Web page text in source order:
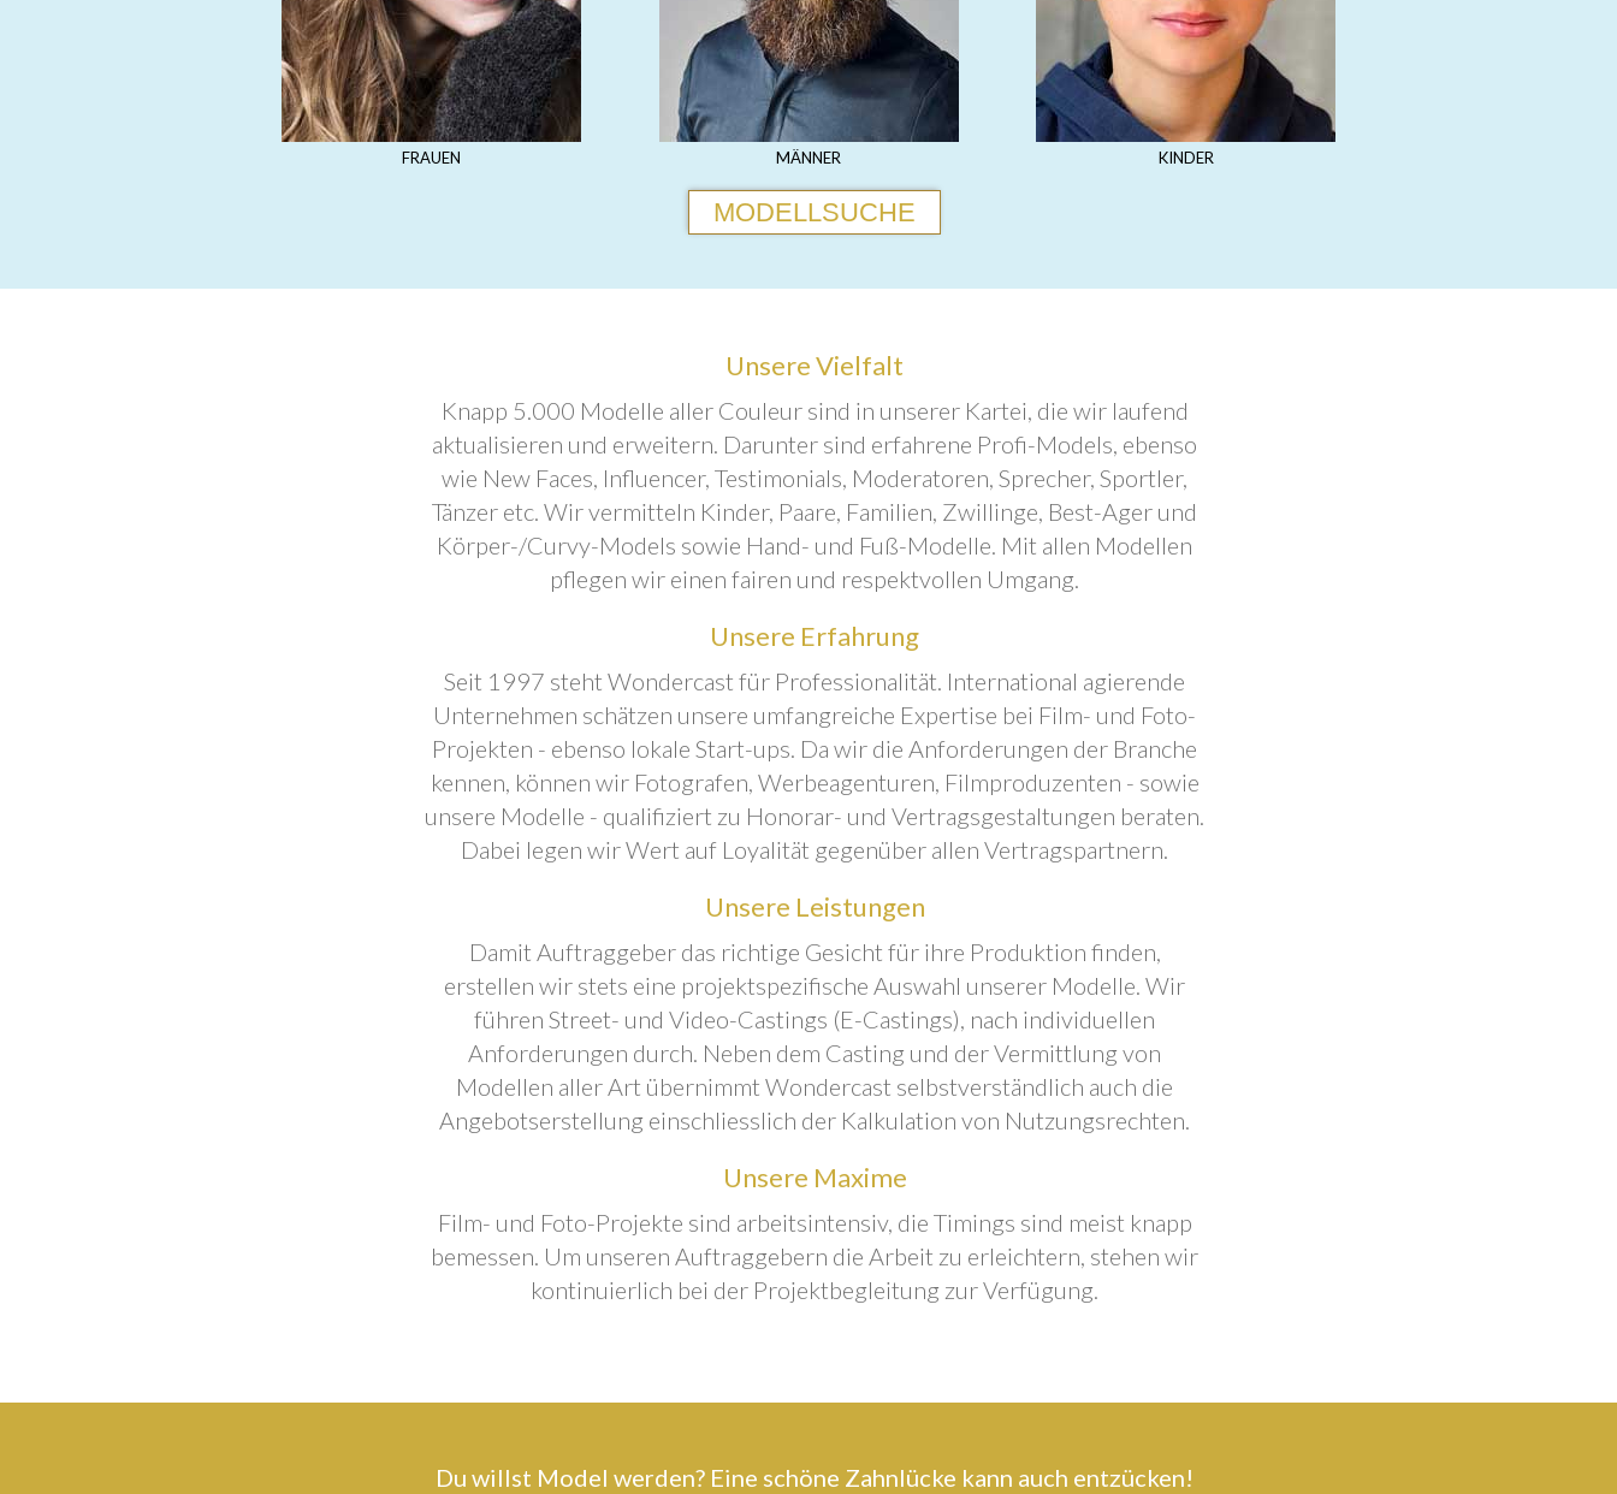
FRAUEN MÄNNER KINDER
MODELLSUCHE
Unsere Vielfalt
Knapp 5.000 Modelle aller Couleur sind in unserer Kartei, die wir laufend
aktualisieren und erweitern. Darunter sind erfahrene Profi-Models, ebenso
wie New Faces, Influencer, Testimonials, Moderatoren, Sprecher, Sportler,
Tänzer etc. Wir vermitteln Kinder, Paare, Familien, Zwillinge, Best-Ager und
Körper-/Curvy-Models sowie Hand- und Fuß-Modelle. Mit allen Modellen
pflegen wir einen fairen und respektvollen Umgang.
Unsere Erfahrung
Seit 1997 steht Wondercast für Professionalität. International agierende
Unternehmen schätzen unsere umfangreiche Expertise bei Film- und Foto-
Projekten - ebenso lokale Start-ups. Da wir die Anforderungen der Branche
kennen, können wir Fotografen, Werbeagenturen, Filmproduzenten - sowie
unsere Modelle - qualifiziert zu Honorar- und Vertragsgestaltungen beraten.
Dabei legen wir Wert auf Loyalität gegenüber allen Vertragspartnern.
Unsere Leistungen
Damit Auftraggeber das richtige Gesicht für ihre Produktion finden,
erstellen wir stets eine projektspezifische Auswahl unserer Modelle. Wir
führen Street- und Video-Castings (E-Castings), nach individuellen
Anforderungen durch. Neben dem Casting und der Vermittlung von
Modellen aller Art übernimmt Wondercast selbstverständlich auch die
Angebotserstellung einschliesslich der Kalkulation von Nutzungsrechten.
Unsere Maxime
Film- und Foto-Projekte sind arbeitsintensiv, die Timings sind meist knapp
bemessen. Um unseren Auftraggebern die Arbeit zu erleichtern, stehen wir
kontinuierlich bei der Projektbegleitung zur Verfügung.
Du willst Model werden? Eine schöne Zahnlücke kann auch entzücken!